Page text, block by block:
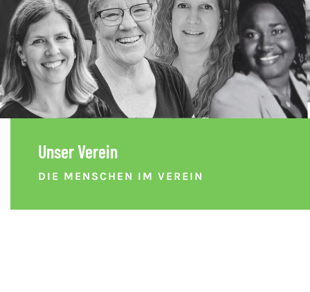
Unser Verein
DIE MENSCHEN IM VEREIN